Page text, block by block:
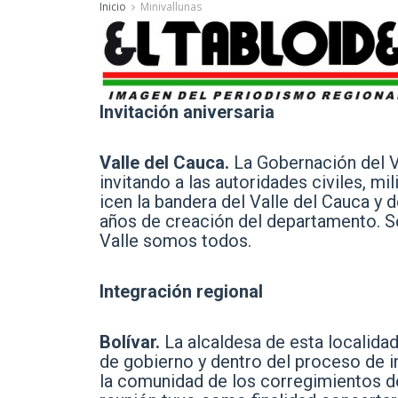
Inicio Minivallunas
Invitación aniversaria
Valle del Cauca. La Gobernación del
invitando a las autoridades civiles,
icen la bandera del Valle del Cauca
años de creación del departamento.
Valle somos todos.
Integración regional
Bolívar. La alcaldesa de esta
de gobierno y dentro del proceso de
la comunidad de los corregimientos